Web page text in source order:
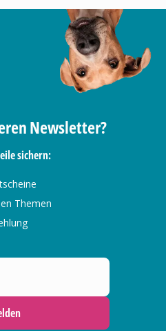
Newsletter?
sichern:
Themen